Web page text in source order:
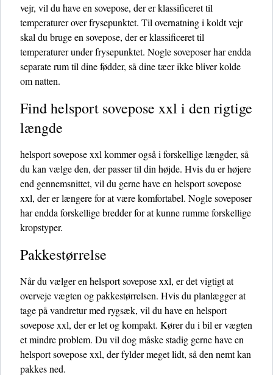
vejr, vil du have en sovepose, der er klassificeret til
temperaturer over frysepunktet. Til overnatning i koldt vejr
skal du bruge en sovepose, der er klassificeret til
temperaturer under frysepunktet. Nogle soveposer har endda
separate rum til dine fødder, så dine tæer ikke bliver kolde
om natten.
Find helsport sovepose xxl i den rigtige
længde
helsport sovepose xxl kommer også i forskellige længder, så
du kan vælge den, der passer til din højde. Hvis du er højere
end gennemsnittet, vil du gerne have en helsport sovepose
xxl, der er længere for at være komfortabel. Nogle soveposer
har endda forskellige bredder for at kunne rumme forskellige
kropstyper.
Pakkestørrelse
Når du vælger en helsport sovepose xxl, er det vigtigt at
overveje vægten og pakkestørrelsen. Hvis du planlægger at
tage på vandretur med rygsæk, vil du have en helsport
sovepose xxl, der er let og kompakt. Kører du i bil er vægten
et mindre problem. Du vil dog måske stadig gerne have en
helsport sovepose xxl, der fylder meget lidt, så den nemt kan
pakkes ned.